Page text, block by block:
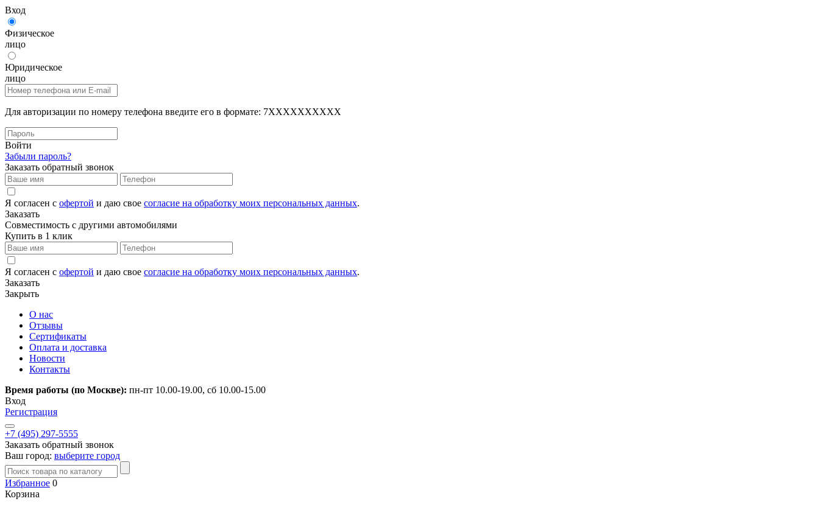
Вход
Физическое
лицо
Юридическое
лицо
Для авторизации по номеру телефона введите его в формате: 7XXXXXXXXXX
Войти
Забыли пароль?
Заказать обратный звонок
Я согласен с офертой и даю свое согласие на обработку моих персональных данных.
Заказать
Совместимость с другими автомобилями
Купить в 1 клик
Я согласен с офертой и даю свое согласие на обработку моих персональных данных.
Заказать
Закрыть
О нас
Отзывы
Сертификаты
Оплата и доставка
Новости
Контакты
Время работы (по Москве): пн-пт 10.00-19.00, сб 10.00-15.00
Вход
Регистрация
+7 (495) 297-5555
Заказать обратный звонок
Ваш город: выберите город
Избранное 0
Корзина